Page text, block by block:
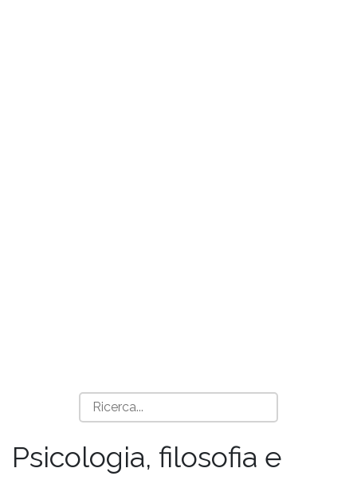
Psicologia, filosofia e